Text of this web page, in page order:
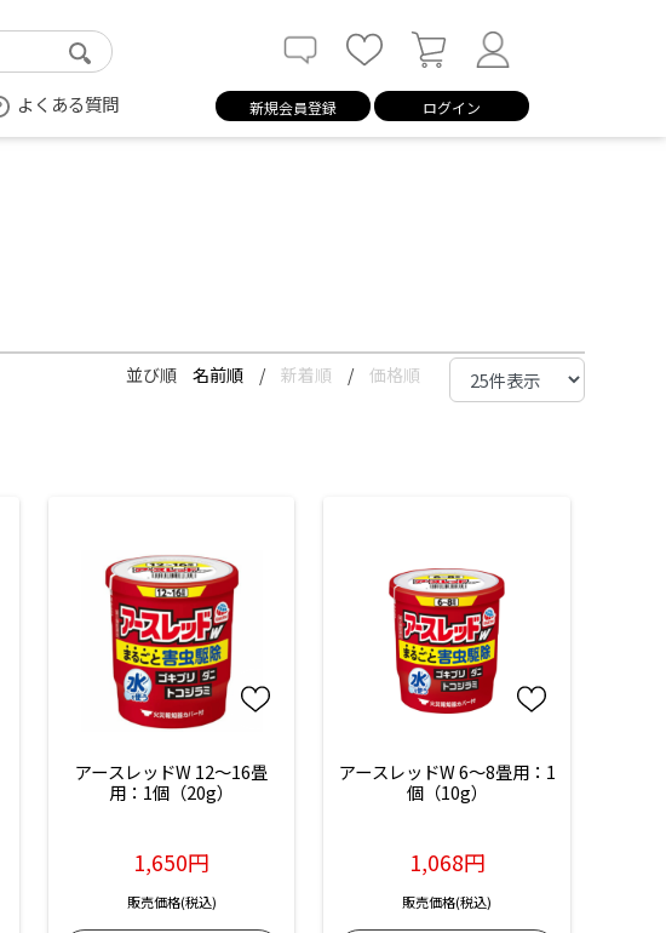
よくある質問 新規会員登録 ログイン
並び順 名前順 / 新着順 / 価格順
アースレッドW 12～16畳
用：1個（20g）
1,650円
販売価格(税込)
アースレッドW 6～8畳用：1
個（10g）
1,068円
販売価格(税込)